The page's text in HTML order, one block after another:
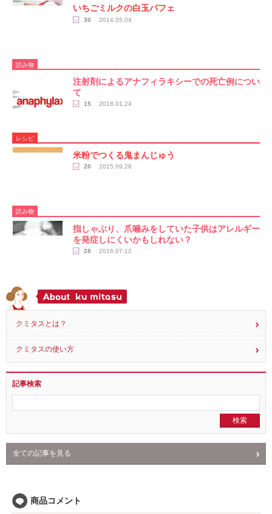
いちごミルクの白玉パフェ
30 2014.05.04
読み物
注射剤によるアナフィラキシーでの死亡例につい
て
15 2018.01.24
レシピ
米粉でつくる鬼まんじゅう
20 2015.09.28
読み物
指しゃぶり、爪噛みをしていた子供はアレルギー
を発症しにくいかもしれない？
28 2016.07.12
クミタスとは？
クミタスの使い方
記事検索
全ての記事を見る
NEWS